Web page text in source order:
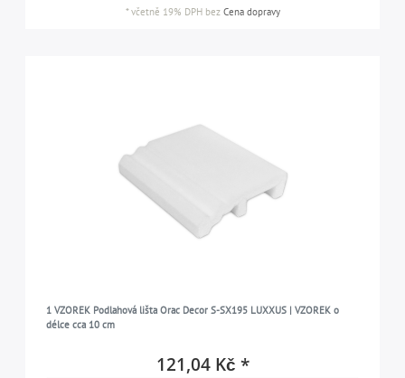
*včetně 19% DPHbez Cena dopravy
1 VZOREK Podlahová lišta Orac Decor S-SX195 LUXXUS | VZOREK o
délce cca 10 cm
121,04 Kč *